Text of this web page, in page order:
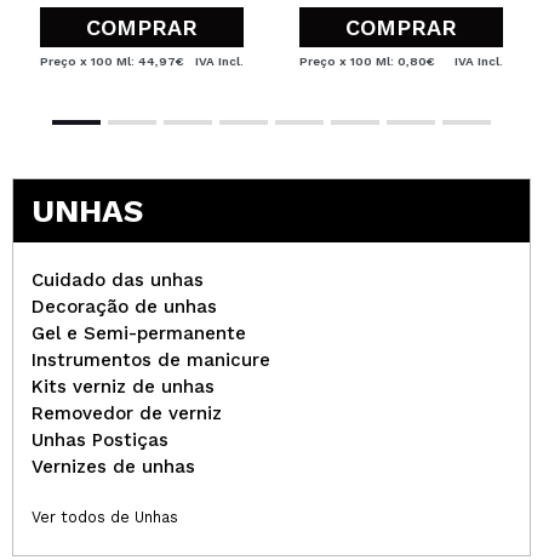
COMPRAR
Preço x 100 Ml: 44,97€ IVA Incl.
COMPRAR
Preço x 100 Ml: 0,80€ IVA Incl.
UNHAS
Cuidado das unhas
Decoração de unhas
Gel e Semi-permanente
Instrumentos de manicure
Kits verniz de unhas
Removedor de verniz
Unhas Postiças
Vernizes de unhas
Ver todos de Unhas